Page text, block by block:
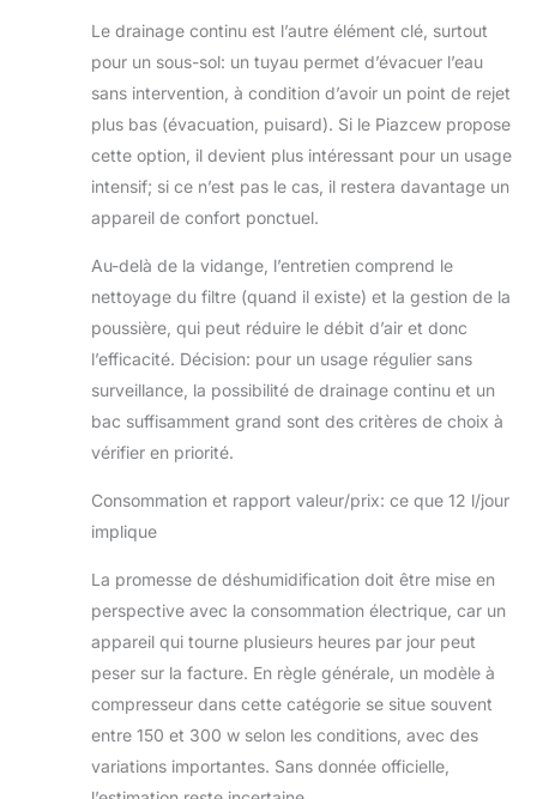
Le drainage continu est l’autre élément clé, surtout
pour un sous-sol: un tuyau permet d’évacuer l’eau
sans intervention, à condition d’avoir un point de rejet
plus bas (évacuation, puisard). Si le Piazcew propose
cette option, il devient plus intéressant pour un usage
intensif; si ce n’est pas le cas, il restera davantage un
appareil de confort ponctuel.
Au-delà de la vidange, l’entretien comprend le
nettoyage du filtre (quand il existe) et la gestion de la
poussière, qui peut réduire le débit d’air et donc
l’efficacité. Décision: pour un usage régulier sans
surveillance, la possibilité de drainage continu et un
bac suffisamment grand sont des critères de choix à
vérifier en priorité.
Consommation et rapport valeur/prix: ce que 12 l/jour
implique
La promesse de déshumidification doit être mise en
perspective avec la consommation électrique, car un
appareil qui tourne plusieurs heures par jour peut
peser sur la facture. En règle générale, un modèle à
compresseur dans cette catégorie se situe souvent
entre 150 et 300 w selon les conditions, avec des
variations importantes. Sans donnée officielle,